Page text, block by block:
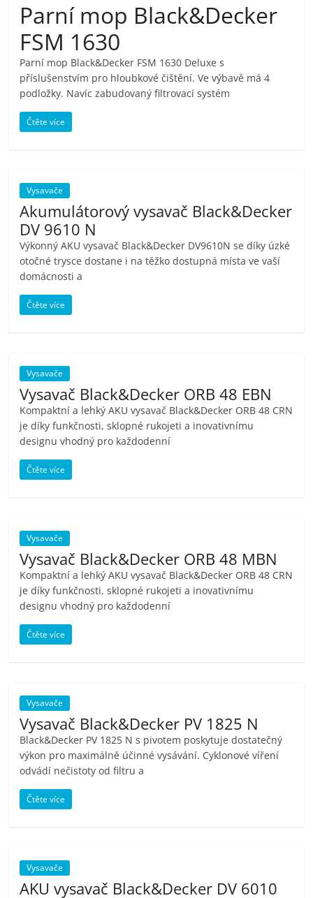
pračky,
televize,
notebooky,
mobilní
telefony,
kávovary,
bazény
elektronika
recenze,
pračky,
televize,
notebooky,
mobilní
telefony,
kávovary,
Parní mop Black&Decker
FSM 1630
Parní mop Black&Decker FSM 1630 Deluxe s
příslušenstvím pro hloubkové čištění. Ve výbavě má 4
podložky. Navíc zabudovaný filtrovací systém
Čtěte více
Vysavače
Akumulátorový vysavač Black&Decker
DV 9610 N
Výkonný AKU vysavač Black&Decker DV9610N se díky úzké
otočné trysce dostane i na těžko dostupná místa ve vaší
domácnosti a
Čtěte více
Vysavače
Vysavač Black&Decker ORB 48 EBN
Kompaktní a lehký AKU vysavač Black&Decker ORB 48 CRN
je díky funkčnosti, sklopné rukojeti a inovativnímu
designu vhodný pro každodenní
Čtěte více
Vysavače
Vysavač Black&Decker ORB 48 MBN
Kompaktní a lehký AKU vysavač Black&Decker ORB 48 CRN
je díky funkčnosti, sklopné rukojeti a inovativnímu
designu vhodný pro každodenní
Čtěte více
Vysavače
Vysavač Black&Decker PV 1825 N
Black&Decker PV 1825 N s pivotem poskytuje dostatečný
výkon pro maximálně účinné vysávání. Cyklonové víření
odvádí nečistoty od filtru a
Čtěte více
Vysavače
AKU vysavač Black&Decker DV 6010